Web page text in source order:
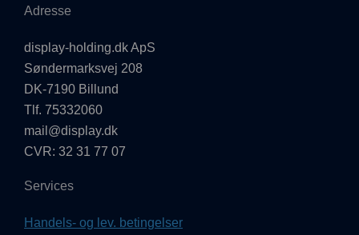
Adresse
display-holding.dk ApS
Søndermarksvej 208
DK-7190 Billund
Tlf. 75332060
mail@display.dk
CVR: 32 31 77 07
Services
Handels- og lev. betingelser